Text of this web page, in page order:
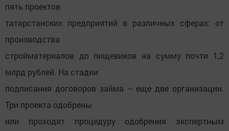
пять проектов
татарстанских предприятий в различных сферах: от
производства
стройматериалов до пищевиков на сумму почти 1,2
млрд рублей. На стадии
подписания договоров займа – еще две организации.
Три проекта одобрены
или проходят процедуру одобрения экспертным